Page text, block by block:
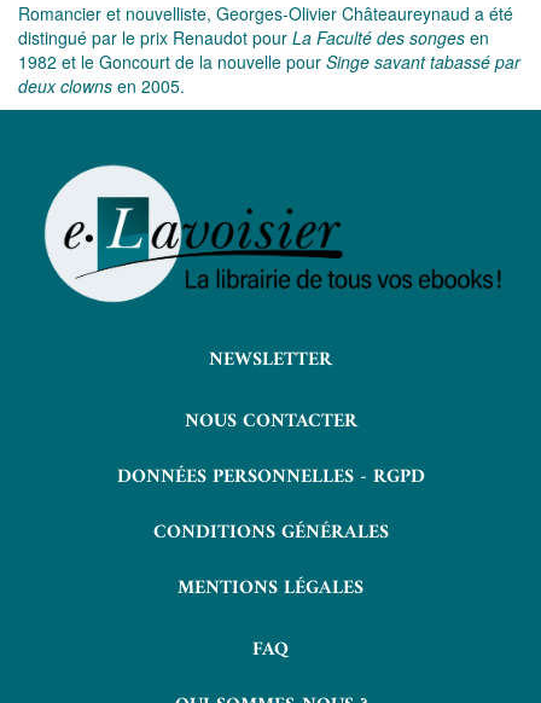
Romancier et nouvelliste, Georges-Olivier Châteaureynaud a été
distingué par le prix Renaudot pour La Faculté des songes en
1982 et le Goncourt de la nouvelle pour Singe savant tabassé par
deux clowns en 2005.
NEWSLETTER
NOUS CONTACTER
DONNÉES PERSONNELLES - RGPD
CONDITIONS GÉNÉRALES
MENTIONS LÉGALES
FAQ